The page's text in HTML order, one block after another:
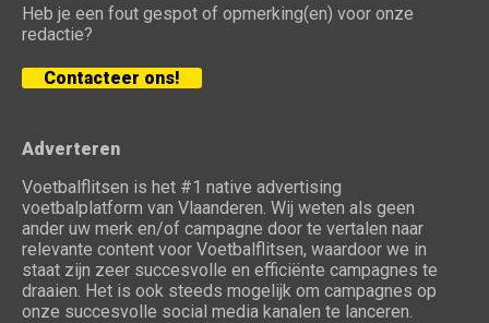
Heb je een fout gespot of opmerking(en) voor onze
redactie?
Contacteer ons!
Adverteren
Voetbalflitsen is het #1 native advertising
voetbalplatform van Vlaanderen. Wij weten als geen
ander uw merk en/of campagne door te vertalen naar
relevante content voor Voetbalflitsen, waardoor we in
staat zijn zeer succesvolle en efficiënte campagnes te
draaien. Het is ook steeds mogelijk om campagnes op
onze succesvolle social media kanalen te lanceren.